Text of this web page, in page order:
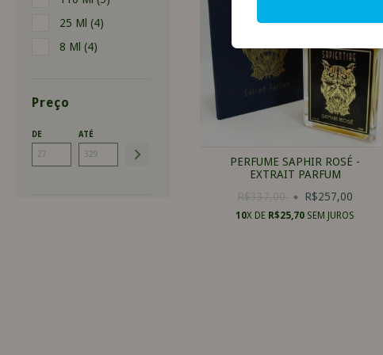
25 Ml (4)
8 Ml (4)
Preço
DE ATÉ
PERFUME SAPHIR ROSÉ -
EXTRAIT PARFUM
R$337,00
R$257,00
10X DE R$25,70 SEM JUROS